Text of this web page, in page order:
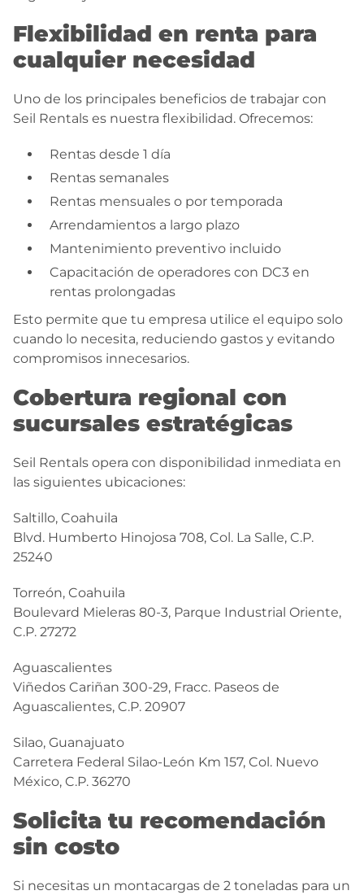
Flexibilidad en renta para
cualquier necesidad
Uno de los principales beneficios de trabajar con
Seil Rentals es nuestra flexibilidad. Ofrecemos:
Rentas desde 1 día
Rentas semanales
Rentas mensuales o por temporada
Arrendamientos a largo plazo
Mantenimiento preventivo incluido
Capacitación de operadores con DC3 en
rentas prolongadas
Esto permite que tu empresa utilice el equipo solo
cuando lo necesita, reduciendo gastos y evitando
compromisos innecesarios.
Cobertura regional con
sucursales estratégicas
Seil Rentals opera con disponibilidad inmediata en
las siguientes ubicaciones:
Saltillo, Coahuila
Blvd. Humberto Hinojosa 708, Col. La Salle, C.P.
25240
Torreón, Coahuila
Boulevard Mieleras 80-3, Parque Industrial Oriente,
C.P. 27272
Aguascalientes
Viñedos Cariñan 300-29, Fracc. Paseos de
Aguascalientes, C.P. 20907
Silao, Guanajuato
Carretera Federal Silao-León Km 157, Col. Nuevo
México, C.P. 36270
Solicita tu recomendación
sin costo
Si necesitas un montacargas de 2 toneladas para un